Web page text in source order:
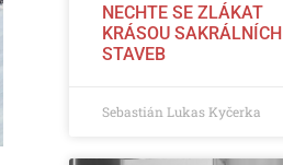
NECHTE SE ZLÁKAT
KRÁSOU SAKRÁLNÍCH
STAVEB
Sebastián Lukas Kyčerka